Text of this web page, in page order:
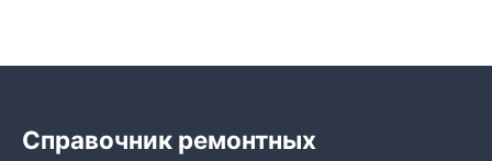
Справочник ремонтных